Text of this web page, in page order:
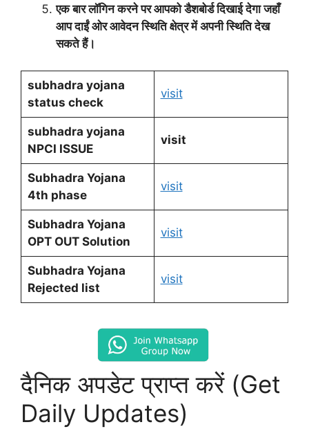
एक बार लॉगिन करने पर आपको डैशबोर्ड दिखाई देगा जहाँ
आप दाईं ओर आवेदन स्थिति क्षेत्र में अपनी स्थिति देख
सकते हैं।
subhadra yojana
status check
visit
subhadra yojana
NPCI ISSUE
visit
Subhadra Yojana
4th phase
visit
Subhadra Yojana
OPT OUT Solution
visit
Subhadra Yojana
Rejected list
visit
दैनिक अपडेट प्राप्त करें (Get
Daily Updates)